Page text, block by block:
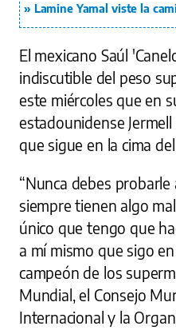
Lamine Yamal viste la
El mexicano Saúl
indiscutible del peso
este miércoles que en
estadounidense
que sigue en la cima
“Nunca debes
siempre tienen algo
único que tengo que
a mí mismo que sigo
campeón de los
Mundial, el Consejo
Internacional y la